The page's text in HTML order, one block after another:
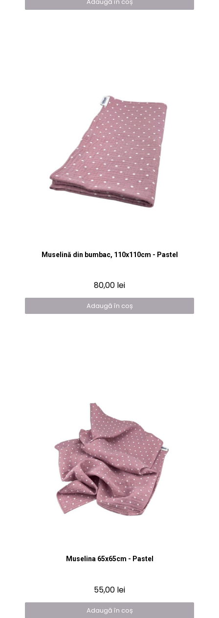
Vizualizare rapidă
Muselină din bumbac, 110x110cm - Pastel
80,00 lei
Adaugă în coș
Vizualizare rapidă
Muselina 65x65cm - Pastel
55,00 lei
Adaugă în coș